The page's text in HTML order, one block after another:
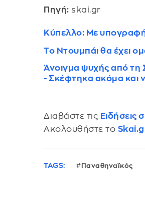
Πηγή: skai.gr
Κύπελλο: Με
Το Ντουμπάι θα έχει
Άνοιγμα ψυχής από τη
- Σκέφτηκα ακόμα και
Διαβάστε τις Ειδήσεις
Ακολουθήστε το
TAGS: Παναθηναϊκός